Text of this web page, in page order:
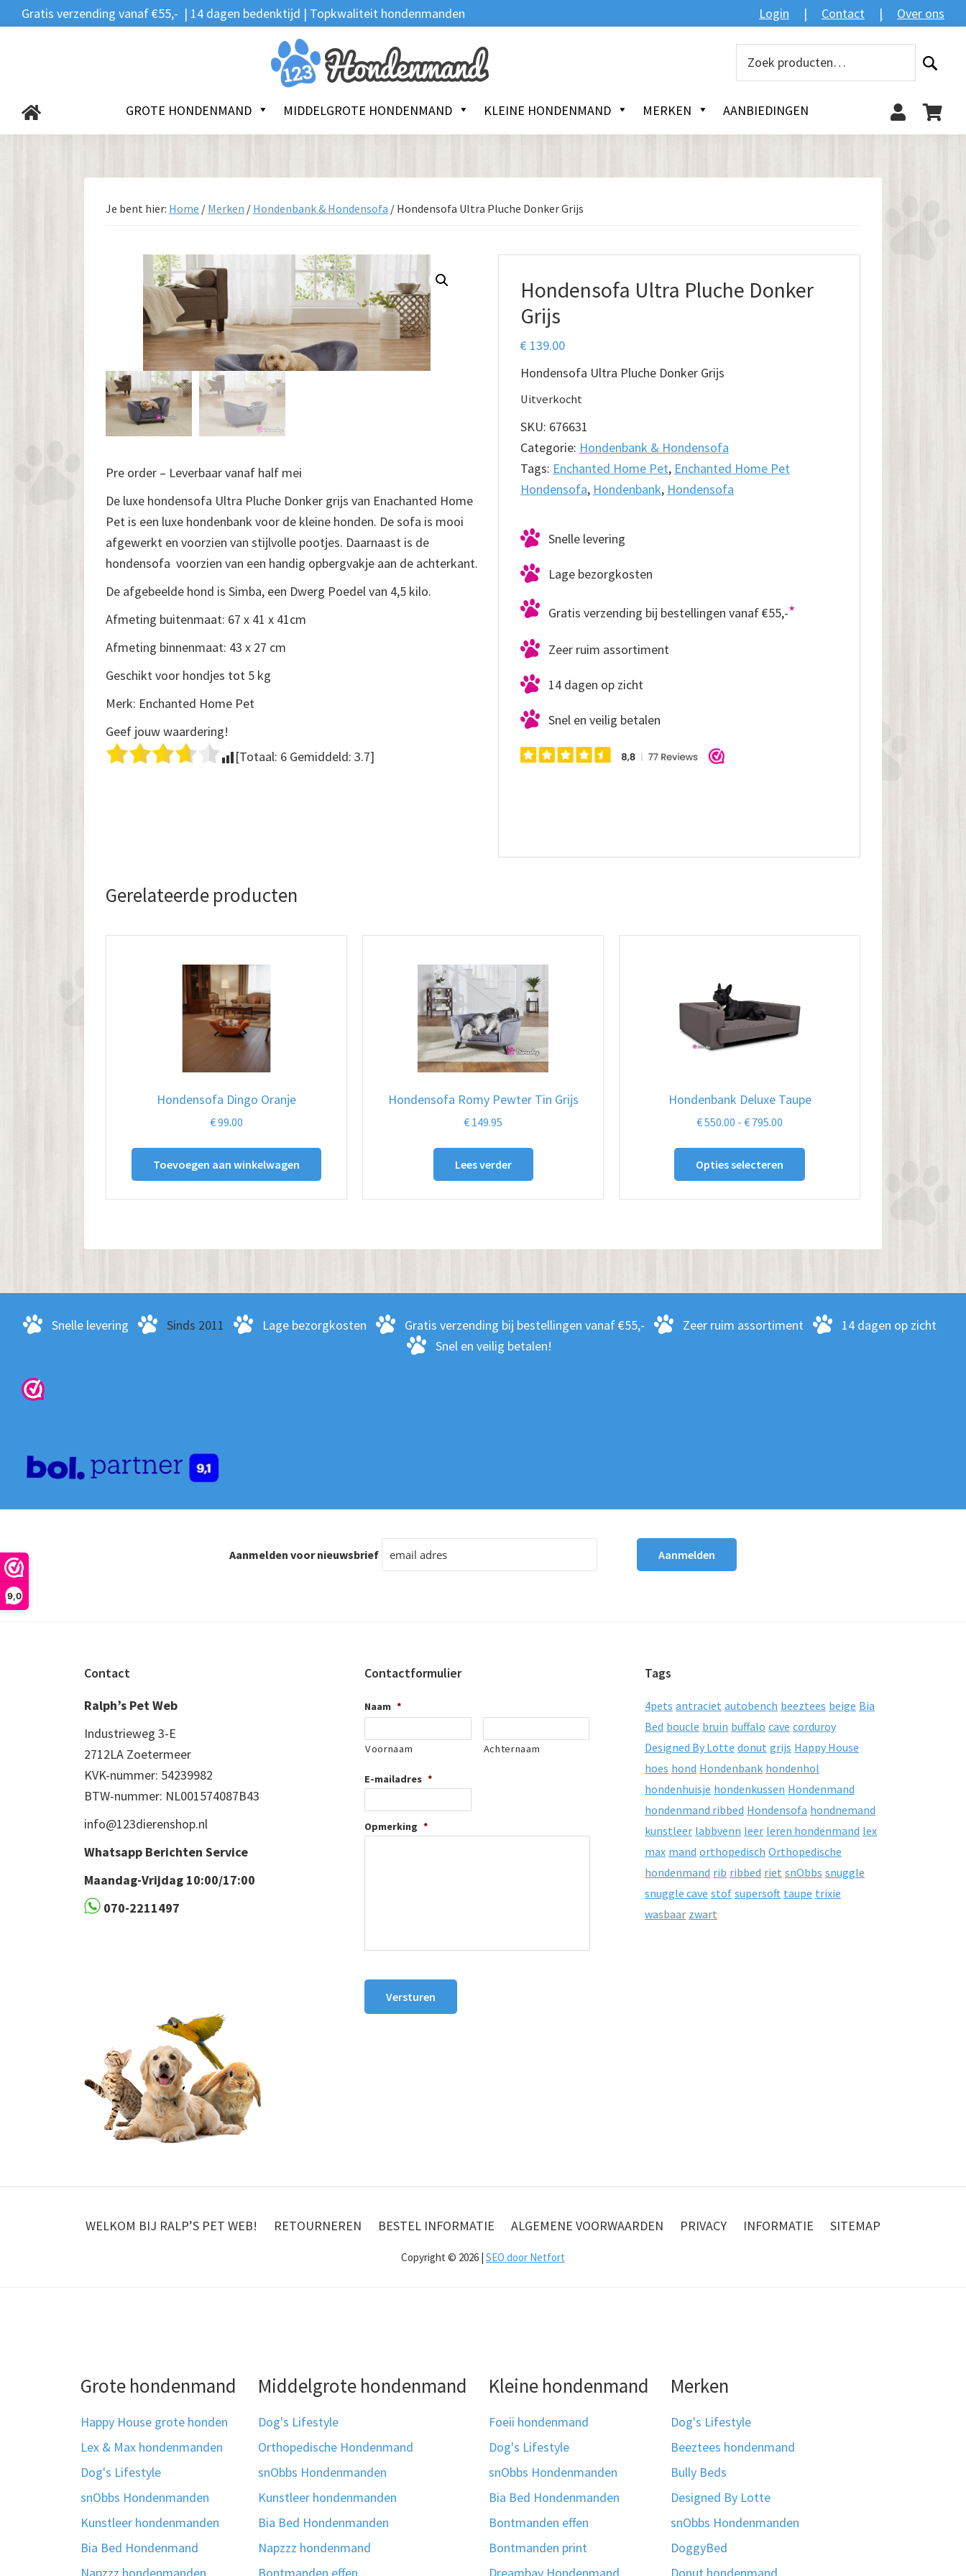
9,0
Spring
naar
Door
naar
Spring
naar
Gratis verzending vanaf €55,- | 14 dagen bedenktijd | Topkwaliteit hondenmanden Login Contact Over ons
Zoeken
GROTE HONDENMAND MIDDELGROTE HONDENMAND KLEINE HONDENMAND MERKEN AANBIEDINGEN
naar:
Je bent hier: Home / Merken / Hondenbank & Hondensofa / Hondensofa Ultra Pluche Donker Grijs
Hondensofa Ultra Pluche Donker
Grijs
€ 139.00
Hondensofa Ultra Pluche Donker Grijs
Uitverkocht
SKU: 676631
Categorie: Hondenbank & Hondensofa
Tags: Enchanted Home Pet, Enchanted Home Pet
Hondensofa, Hondenbank, Hondensofa
Snelle levering
Lage bezorgkosten
Gratis verzending bij bestellingen vanaf €55,-*
Zeer ruim assortiment
14 dagen op zicht
Snel en veilig betalen
Pre order – Leverbaar vanaf half mei
De luxe hondensofa Ultra Pluche Donker grijs van Enachanted Home
Pet is een luxe hondenbank voor de kleine honden. De sofa is mooi
afgewerkt en voorzien van stijlvolle pootjes. Daarnaast is de
hondensofa voorzien van een handig opbergvakje aan de achterkant.
De afgebeelde hond is Simba, een Dwerg Poedel van 4,5 kilo.
Afmeting buitenmaat: 67 x 41 x 41cm
Afmeting binnenmaat: 43 x 27 cm
Geschikt voor hondjes tot 5 kg
Merk: Enchanted Home Pet
Geef jouw waardering!
[Totaal: 6 Gemiddeld: 3.7]
Gerelateerde producten
Hondensofa Dingo Oranje
€99.00
Toevoegen aan winkelwagen
Hondensofa Romy Pewter Tin Grijs
€ 149.95
Lees verder
Hondenbank Deluxe Taupe
€550.00 - € 795.00
€ 795.00
Opties selecteren
Dit
Deze
kan
gekozen
worden
Snelle levering Sinds 2011 Lage bezorgkosten Gratis verzending bij bestellingen vanaf €55,- Zeer ruim assortiment
14 dagen op zicht
Snel en veilig betalen!
Aanmelden voor nieuwsbrief
Contact
Ralph’s Pet Web
Industrieweg 3-E
2712LA Zoetermeer
KVK-nummer: 54239982
BTW-nummer: NL001574087B43
info@123dierenshop.nl
Whatsapp Berichten Service
Maandag-Vrijdag 10:00/17:00
070-2211497
Contactformulier
Naam *
Voornaam Achternaam
E-mailadres *
Opmerking *
Versturen
Tags
4pets antraciet autobench beeztees beige Bia
Bed boucle bruin buffalo cave corduroy
Designed By Lotte donut grijs Happy House
hoes hond Hondenbank hondenhol
hondenhuisje hondenkussen Hondenmand
hondenmand ribbed Hondensofa hondnemand
kunstleer labbvenn leer leren hondenmand lex
max mand orthopedisch Orthopedische
hondenmand rib ribbed riet snObbs snuggle
snuggle cave stof supersoft taupe trixie
wasbaar zwart
WELKOM BIJ RALP’S PET WEB! RETOURNEREN BESTEL INFORMATIE ALGEMENE VOORWAARDEN PRIVACY INFORMATIE SITEMAP
Copyright © 2026 | SEO door Netfort
Grote hondenmand
Happy House grote honden
Lex & Max hondenmanden
Dog's Lifestyle
snObbs Hondenmanden
Kunstleer hondenmanden
Bia Bed Hondenmand
Middelgrote hondenmand
Dog's Lifestyle
Orthopedische Hondenmand
snObbs Hondenmanden
Kunstleer hondenmanden
Bia Bed Hondenmanden
Napzzz hondenmand
Kleine hondenmand
Foeii hondenmand
Dog's Lifestyle
snObbs Hondenmanden
Bia Bed Hondenmanden
Bontmanden effen
Bontmanden print
Merken
Dog's Lifestyle
Beeztees hondenmand
Bully Beds
Designed By Lotte
snObbs Hondenmanden
DoggyBed